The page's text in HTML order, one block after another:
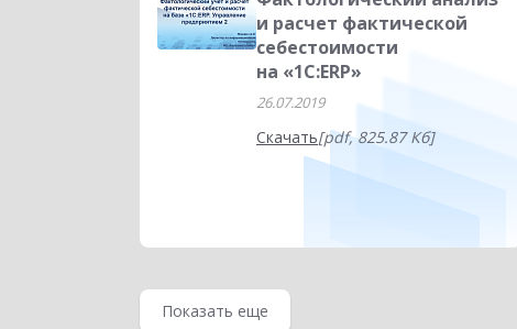
и расчет фактической
себестоимости
на «1С:ERP»
26.07.2019
Скачать[pdf, 825.87 Кб]
Показать еще